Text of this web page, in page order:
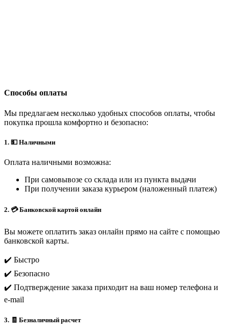
Способы оплаты
Мы предлагаем несколько удобных способов оплаты, чтобы
покупка прошла комфортно и безопасно:
1. 💵 Наличными
Оплата наличными возможна:
При самовывозе со склада или из пункта выдачи
При получении заказа курьером (наложенный платеж)
2. 💳 Банковской картой онлайн
Вы можете оплатить заказ онлайн прямо на сайте с помощью
банковской карты.
✔️ Быстро
✔️ Безопасно
✔️ Подтверждение заказа приходит на ваш номер телефона и
e-mail
3. 🧾 Безналичный расчет